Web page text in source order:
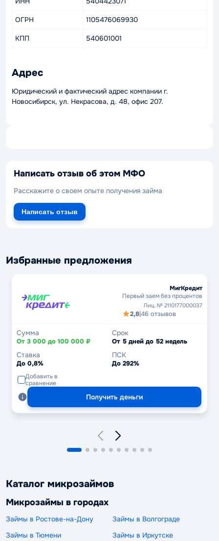
ОГРН 1105476069930
КПП 540601001
Адрес
Юридический и фактический адрес компании г.
Новосибирск, ул. Некрасова, д. 48, офис 207.
Написать отзыв об этом МФО
Расскажите о своем опыте получения займа
Написать отзыв
Избранные предложения
МигКредит
Первый заем без процентов
Лиц. № 2110177000037
2,8|46 отзывов
Сумма
От 3 000 до 100 000 ₽
Срок
От 5 дней до 52 недель
Ставка
До 0,8%
ПСК
До 292%
Добавить в
сравнение
Получить деньги
Каталог микрозаймов
Микрозаймы в городах
Займы в Ростове-на-Дону
Займы в Волгограде
Займы в Тюмени
Займы в Иркутске